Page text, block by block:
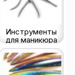
Инструменты
для маникюра